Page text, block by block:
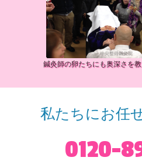
鍼灸師の卵たちにも奥深さを教
私たちにお任
0120-